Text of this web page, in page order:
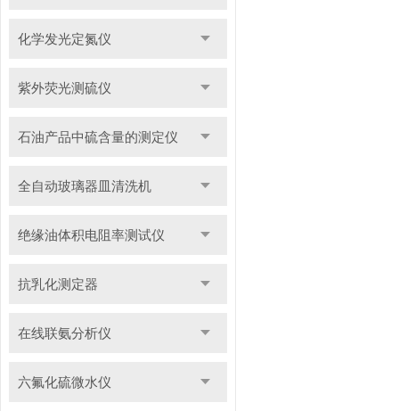
化学发光定氮仪
紫外荧光测硫仪
石油产品中硫含量的测定仪
全自动玻璃器皿清洗机
绝缘油体积电阻率测试仪
抗乳化测定器
在线联氨分析仪
六氟化硫微水仪